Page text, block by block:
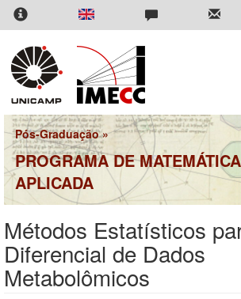
Pular
para
conteúdo
principal
Pós-Graduação»
PROGRAMA DE MATEMÁTICA
APLICADA
Métodos Estatísticos
Diferencial de Dados
Metabolômicos